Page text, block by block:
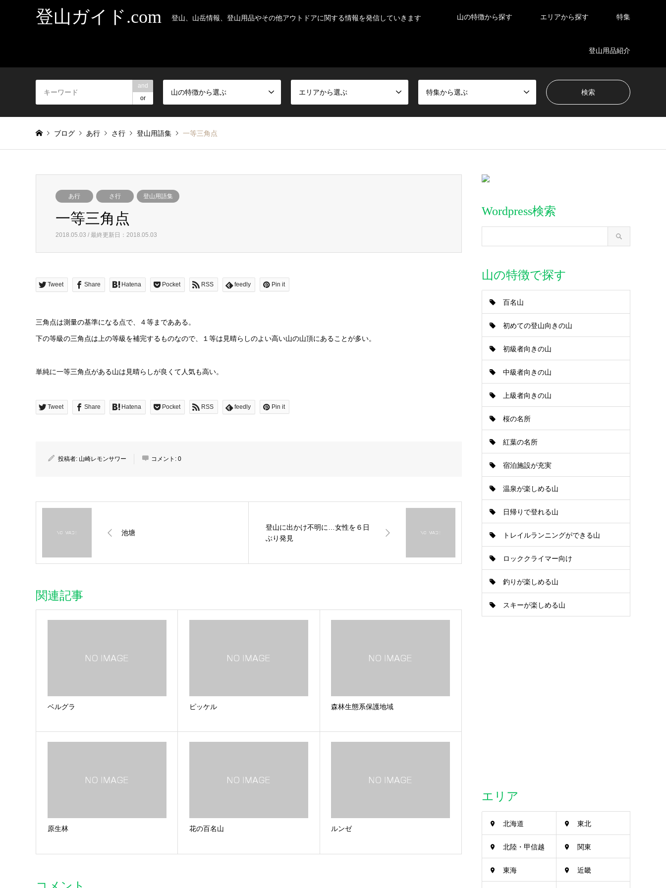
登山ガイド.com 登山、山岳情報、登山用品やその他アウトドアに関する情報を発信していきます 山の特徴から探す エリアから探す 特集
登山用品紹介
and
or
山の特徴から選ぶ エリアから選ぶ 特集から選ぶ
ブログ あ行 さ行 登山用語集 一等三角点
あ行 さ行 登山用語集
一等三角点
2018.05.03 / 最終更新日：2018.05.03
Tweet Share Hatena Pocket RSS feedly Pin it
三角点は測量の基準になる点で、４等まであある。
下の等級の三角点は上の等級を補完するものなので、１等は見晴らしのよい高い山の山頂にあることが多い。
単純に一等三角点がある山は見晴らしが良くて人気も高い。
Tweet Share Hatena Pocket RSS feedly Pin it
投稿者: 山崎レモンサワー コメント: 0
池塘
登山に出かけ不明に…女性を６日
ぶり発見
関連記事
ベルグラ ピッケル 森林生態系保護地域
原生林 花の百名山 ルンゼ
Wordpress検索
山の特徴で探す
百名山
初めての登山向きの山
初級者向きの山
中級者向きの山
上級者向きの山
桜の名所
紅葉の名所
宿泊施設が充実
温泉が楽しめる山
日帰りで登れる山
トレイルランニングができる山
ロッククライマー向け
釣りが楽しめる山
スキーが楽しめる山
エリア
北海道 東北
北陸・甲信越 関東
東海 近畿